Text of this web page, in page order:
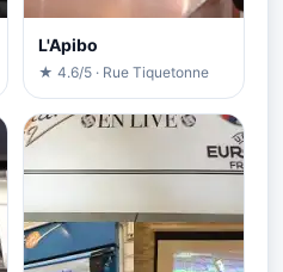
L'Apibo
★ 4.6/5 · Rue Tiquetonne